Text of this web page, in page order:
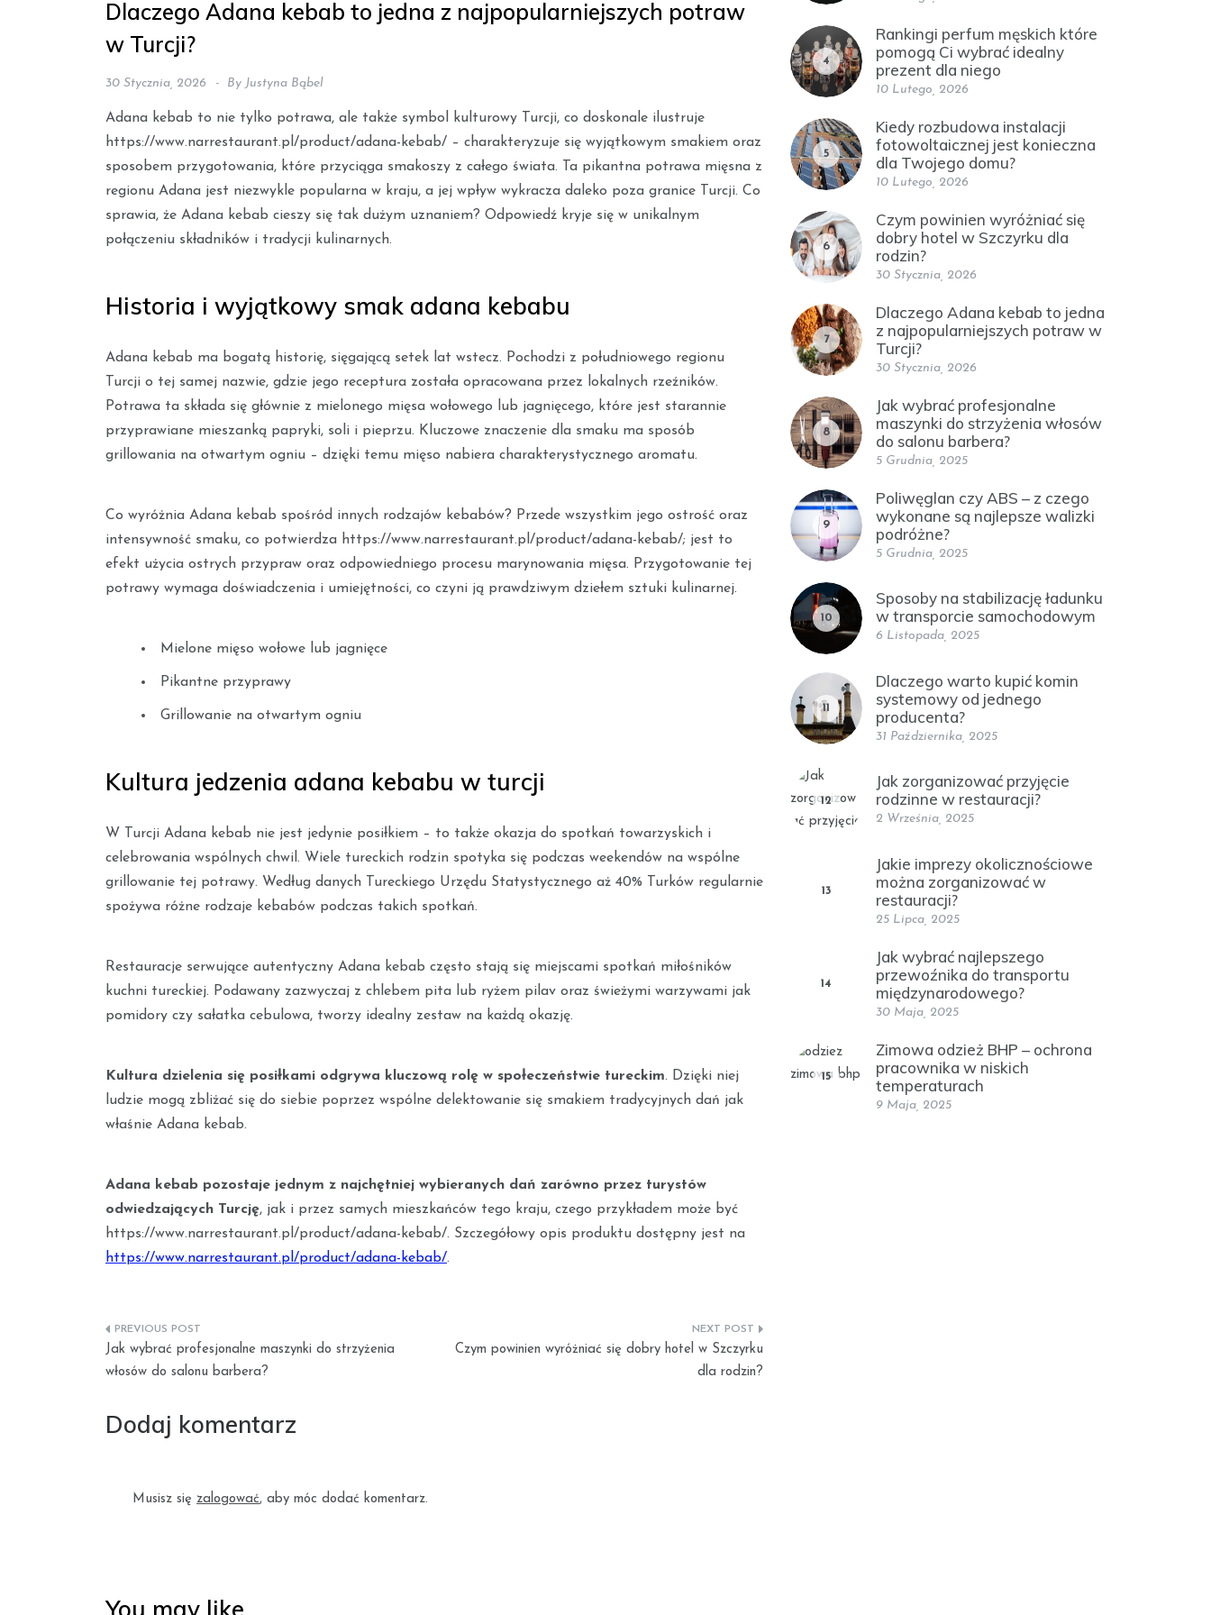
Dlaczego Adana kebab to jedna z najpopularniejszych potraw
w Turcji?
30 Stycznia, 2026 By Justyna Bąbel
Adana kebab to nie tylko potrawa, ale także symbol kulturowy Turcji, co doskonale ilustruje
https://www.narrestaurant.pl/product/adana-kebab/ – charakteryzuje się wyjątkowym smakiem oraz
sposobem przygotowania, które przyciąga smakoszy z całego świata. Ta pikantna potrawa mięsna z
regionu Adana jest niezwykle popularna w kraju, a jej wpływ wykracza daleko poza granice Turcji. Co
sprawia, że Adana kebab cieszy się tak dużym uznaniem? Odpowiedź kryje się w unikalnym
połączeniu składników i tradycji kulinarnych.
Historia i wyjątkowy smak adana kebabu
Adana kebab ma bogatą historię, sięgającą setek lat wstecz. Pochodzi z południowego regionu
Turcji o tej samej nazwie, gdzie jego receptura została opracowana przez lokalnych rzeźników.
Potrawa ta składa się głównie z mielonego mięsa wołowego lub jagnięcego, które jest starannie
przyprawiane mieszanką papryki, soli i pieprzu. Kluczowe znaczenie dla smaku ma sposób
grillowania na otwartym ogniu – dzięki temu mięso nabiera charakterystycznego aromatu.
Co wyróżnia Adana kebab spośród innych rodzajów kebabów? Przede wszystkim jego ostrość oraz
intensywność smaku, co potwierdza https://www.narrestaurant.pl/product/adana-kebab/; jest to
efekt użycia ostrych przypraw oraz odpowiedniego procesu marynowania mięsa. Przygotowanie tej
potrawy wymaga doświadczenia i umiejętności, co czyni ją prawdziwym dziełem sztuki kulinarnej.
Mielone mięso wołowe lub jagnięce
Pikantne przyprawy
Grillowanie na otwartym ogniu
Kultura jedzenia adana kebabu w turcji
W Turcji Adana kebab nie jest jedynie posiłkiem – to także okazja do spotkań towarzyskich i
celebrowania wspólnych chwil. Wiele tureckich rodzin spotyka się podczas weekendów na wspólne
grillowanie tej potrawy. Według danych Tureckiego Urzędu Statystycznego aż 40% Turków regularnie
spożywa różne rodzaje kebabów podczas takich spotkań.
Restauracje serwujące autentyczny Adana kebab często stają się miejscami spotkań miłośników
kuchni tureckiej. Podawany zazwyczaj z chlebem pita lub ryżem pilav oraz świeżymi warzywami jak
pomidory czy sałatka cebulowa, tworzy idealny zestaw na każdą okazję.
Kultura dzielenia się posiłkami odgrywa kluczową rolę w społeczeństwie tureckim. Dzięki niej
ludzie mogą zbliżać się do siebie poprzez wspólne delektowanie się smakiem tradycyjnych dań jak
właśnie Adana kebab.
Adana kebab pozostaje jednym z najchętniej wybieranych dań zarówno przez turystów
odwiedzających Turcję, jak i przez samych mieszkańców tego kraju, czego przykładem może być
https://www.narrestaurant.pl/product/adana-kebab/. Szczegółowy opis produktu dostępny jest na
https://www.narrestaurant.pl/product/adana-kebab/.
Nawigacja
wpisu
Jak wybrać profesjonalne maszynki do strzyżenia
włosów do salonu barbera?
Czym powinien wyróżniać się dobry hotel w Szczyrku
dla rodzin?
Dodaj komentarz
Musisz się zalogować, aby móc dodać komentarz.
4
Rankingi perfum męskich które
pomogą Ci wybrać idealny
prezent dla niego
10 Lutego, 2026
5
Kiedy rozbudowa instalacji
fotowoltaicznej jest konieczna
dla Twojego domu?
10 Lutego, 2026
6
Czym powinien wyróżniać się
dobry hotel w Szczyrku dla
rodzin?
30 Stycznia, 2026
7
Dlaczego Adana kebab to jedna
z najpopularniejszych potraw w
Turcji?
30 Stycznia, 2026
8
Jak wybrać profesjonalne
maszynki do strzyżenia włosów
do salonu barbera?
5 Grudnia, 2025
9
Poliwęglan czy ABS – z czego
wykonane są najlepsze walizki
podróżne?
5 Grudnia, 2025
10
Sposoby na stabilizację ładunku
w transporcie samochodowym
6 Listopada, 2025
11
Dlaczego warto kupić komin
systemowy od jednego
producenta?
31 Października, 2025
12
Jak zorganizować przyjęcie
rodzinne w restauracji?
2 Września, 2025
13
Jakie imprezy okolicznościowe
można zorganizować w
restauracji?
25 Lipca, 2025
14
Jak wybrać najlepszego
przewoźnika do transportu
międzynarodowego?
30 Maja, 2025
15
Zimowa odzież BHP – ochrona
pracownika w niskich
temperaturach
9 Maja, 2025